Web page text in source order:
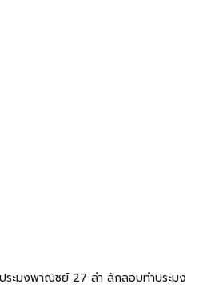
ระมงพาณิชย์ 27 ลำ ลักลอบทำประมง